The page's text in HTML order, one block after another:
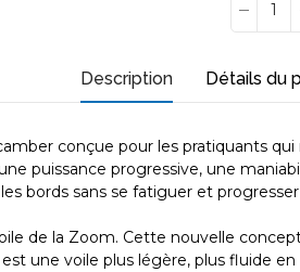
Description Détails du
conçue pour les pratiquants
puissance progressive, une
bords sans se fatiguer et
de la Zoom. Cette nouvelle
une voile plus légère, plus fluide